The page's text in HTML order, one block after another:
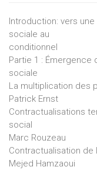
Introduction: vers
sociale au
conditionnel
Partie 1 : Émergence
sociale
La multiplication des
Patrick Ernst
Contractualisations
social
Marc Rouzeau
Contractualisation de
Mejed Hamzaoui